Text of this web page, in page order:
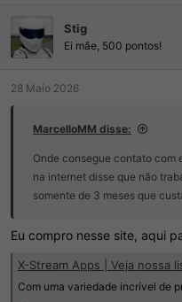
Stig
Ei mãe, 500 pontos!
28 Maio 2026
MarcelloMM disse:
Onde consegue contato com
na internet disse que não
somente de 3 meses que
Eu compro nesse site, aqui
X-Stream Apps | Veja nossa
Com uma variedade incrível de